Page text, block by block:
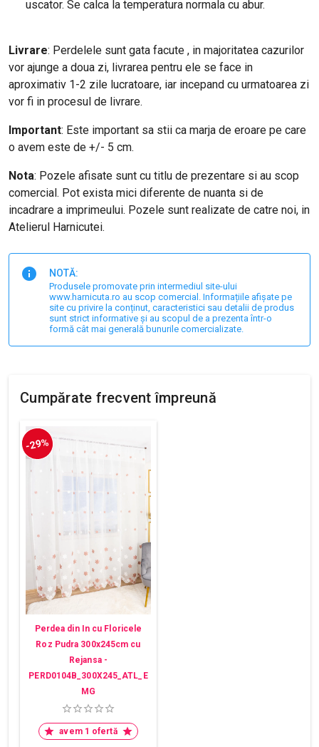
uscator. Se calca la temperatura normala cu abur.
Livrare: Perdelele sunt gata facute , in majoritatea cazurilor
vor ajunge a doua zi, livrarea pentru ele se face in
aproximativ 1-2 zile lucratoare, iar incepand cu urmatoarea zi
vor fi in procesul de livrare.
Important: Este important sa stii ca marja de eroare pe care
o avem este de +/- 5 cm.
Nota: Pozele afisate sunt cu titlu de prezentare si au scop
comercial. Pot exista mici diferente de nuanta si de
incadrare a imprimeului. Pozele sunt realizate de catre noi, in
Atelierul Harnicutei.
NOTĂ:
Produsele promovate prin intermediul site-ului
www.harnicuta.ro au scop comercial. Informațiile afișate pe
site cu privire la conținut, caracteristici sau detalii de produs
sunt strict informative și au scopul de a prezenta într-o
formă cât mai generală bunurile comercializate.
Cumpărate frecvent împreună
-29%
Perdea din In cu Floricele
Roz Pudra 300x245cm cu
Rejansa -
PERD0104B_300X245_ATL_E
MG
avem 1 ofertă